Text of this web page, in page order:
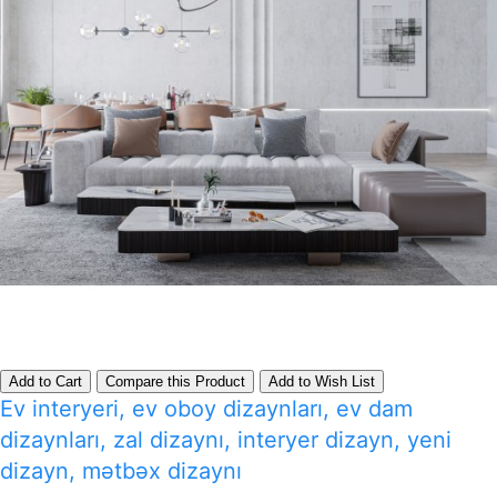
Add to Cart Compare this Product Add to Wish List
Ev interyeri, ev oboy dizaynları, ev dam
dizaynları, zal dizaynı, interyer dizayn, yeni
dizayn, mətbəx dizaynı